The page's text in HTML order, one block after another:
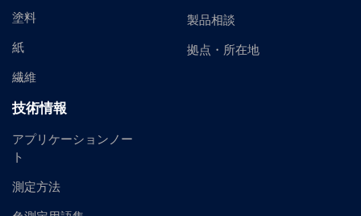
塗料
紙
繊維
技術情報
アプリケーションノー
ト
測定方法
製品相談
拠点・所在地